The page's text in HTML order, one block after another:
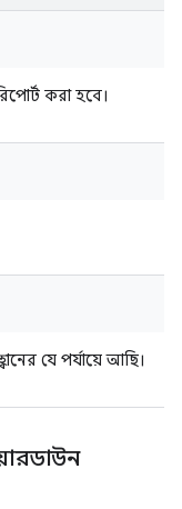
করা হবে।
যে পর্যায়ে আছি।